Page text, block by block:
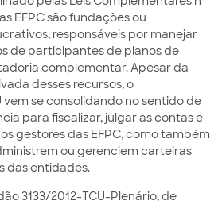
EFPC são fundações ou
responsáveis por manejar
de participantes de planos de
complementar. Apesar da
desses recursos, o
se consolidando no sentido de
para fiscalizar, julgar as contas e
gestores das EFPC, como também
ou gerenciem carteiras
das entidades.
3133/2012-TCU-Plenário, de